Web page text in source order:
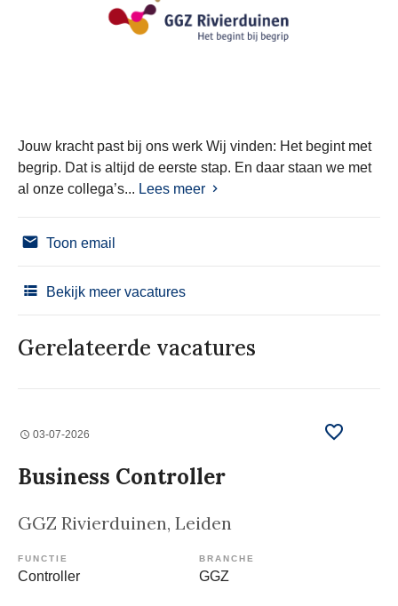
Jouw kracht past bij ons werk Wij vinden: Het begint met
begrip. Dat is altijd de eerste stap. En daar staan we met
al onze collega’s... Lees meer
Toon email
Bekijk meer vacatures
Gerelateerde vacatures
03-07-2026
Business Controller
GGZ Rivierduinen, Leiden
FUNCTIE
Controller
BRANCHE
GGZ